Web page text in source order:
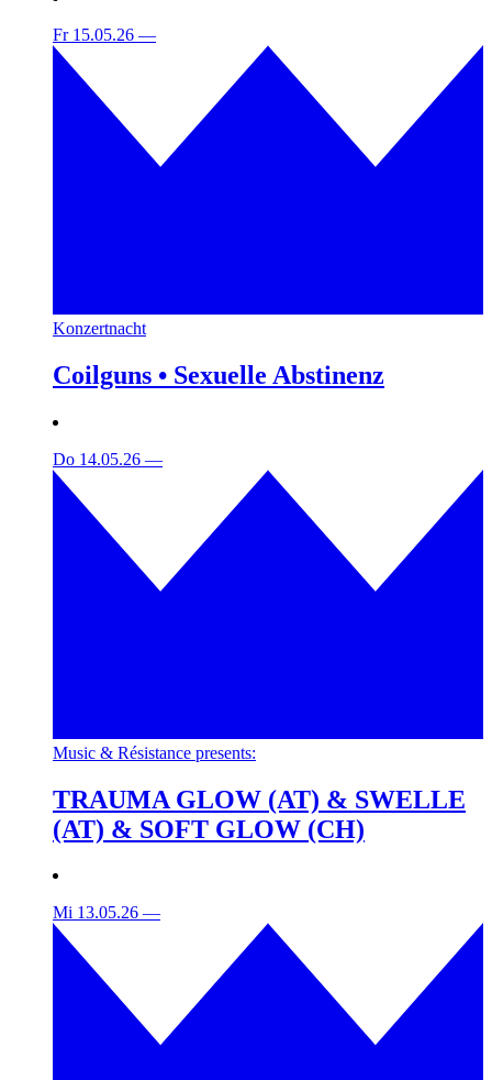
Fr 15.05.26 —
Konzertnacht
Coilguns • Sexuelle Abstinenz
Do 14.05.26 —
Music & Résistance presents:
TRAUMA GLOW (AT) & SWELLE
(AT) & SOFT GLOW (CH)
Mi 13.05.26 —